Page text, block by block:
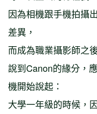
因為相機跟手機拍攝
差異，
而成為職業攝影師之
說到Canon的緣分，
機開始說起：
大學一年級的時候，